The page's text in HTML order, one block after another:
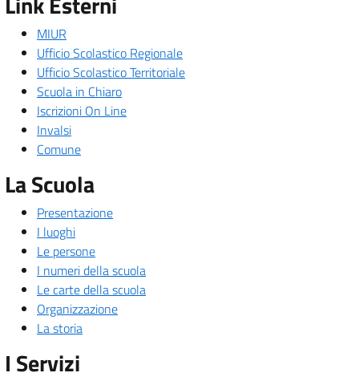
MIUR
Ufficio Scolastico Regionale
Ufficio Scolastico Territoriale
Scuola in Chiaro
Iscrizioni On Line
Invalsi
Comune
La Scuola
Presentazione
I luoghi
Le persone
I numeri della scuola
Le carte della scuola
Organizzazione
La storia
I Servizi